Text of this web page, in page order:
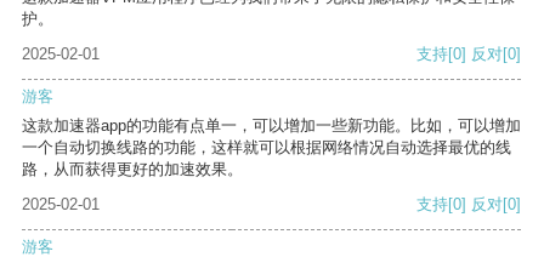
护。
2025-02-01
支持[0] 反对[0]
游客
这款加速器app的功能有点单一，可以增加一些新功能。比如，可以增加
一个自动切换线路的功能，这样就可以根据网络情况自动选择最优的线
路，从而获得更好的加速效果。
2025-02-01
支持[0] 反对[0]
游客